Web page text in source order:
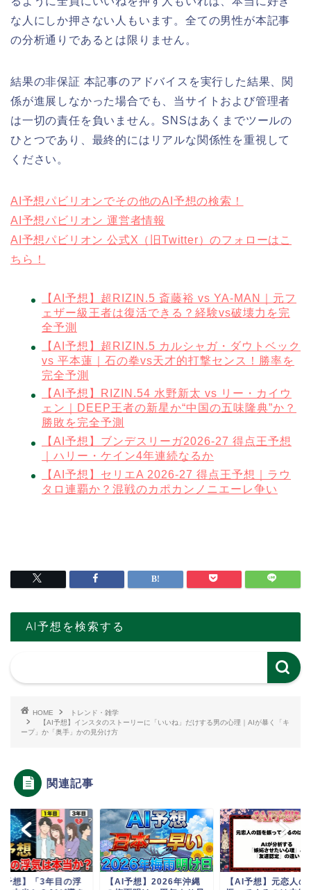
な人にしか押さない人もいます。全ての男性が本記事
の分析通りであるとは限りません。
結果の非保証 本記事のアドバイスを実行した結果、関
係が進展しなかった場合でも、当サイトおよび管理者
は一切の責任を負いません。SNSはあくまでツールの
ひとつであり、最終的にはリアルな関係性を重視して
ください。
AI予想パビリオンでその他のAI予想の検索！
AI予想パビリオン 運営者情報
AI予想パビリオン 公式X（旧Twitter）のフォローはこ
ちら！
【AI予想】超RIZIN.5 斎藤裕 vs YA-MAN｜元フ
ェザー級王者は復活できる？経験vs破壊力を完
全予測
【AI予想】超RIZIN.5 カルシャガ・ダウトベック
vs 平本蓮｜石の拳vs天才的打撃センス！勝率を
完全予測
【AI予想】RIZIN.54 水野新太 vs リー・カイウ
ェン｜DEEP王者の新星か“中国の五味隆典”か？
勝敗を完全予測
【AI予想】ブンデスリーガ2026-27 得点王予想
｜ハリー・ケイン4年連続なるか
【AI予想】セリエA 2026-27 得点王予想｜ラウ
タロ連覇か？混戦のカポカンノニエーレ争い
AI予想を検索する
HOME
トレンド・雑学
【AI予想】インスタのストーリーに「いいね」だけする男の心理｜AIが暴く「キ
ープ」か「奥手」かの見分け方
関連記事
予想】「3年目の浮
【AI予想】2026年沖縄
【AI予想】元恋人の